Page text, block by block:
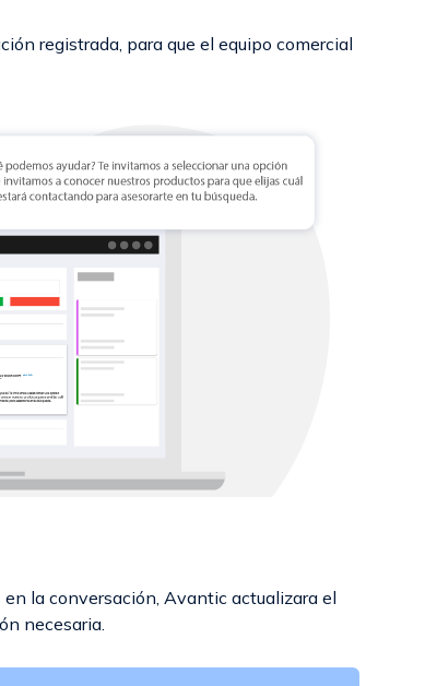
registrada, para que el equipo comercial
la conversación, Avantic actualizara el
necesaria.